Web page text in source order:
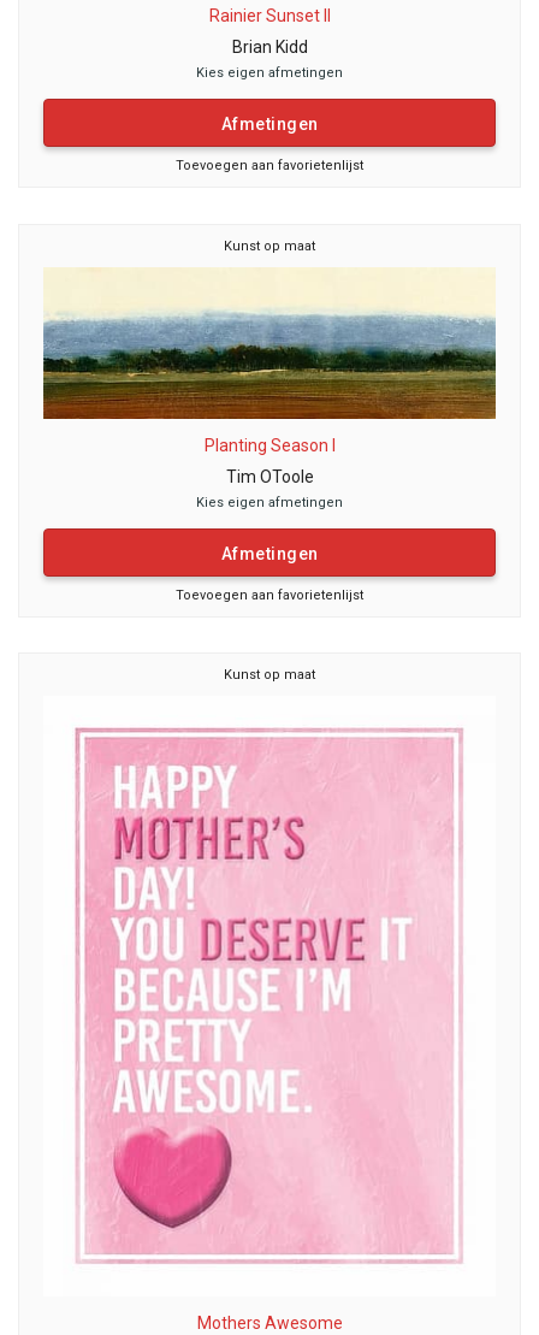
Rainier Sunset II
Brian Kidd
Kies eigen afmetingen
Afmetingen
Toevoegen aan favorietenlijst
Kunst op maat
Planting Season I
Tim OToole
Kies eigen afmetingen
Afmetingen
Toevoegen aan favorietenlijst
Kunst op maat
Mothers Awesome